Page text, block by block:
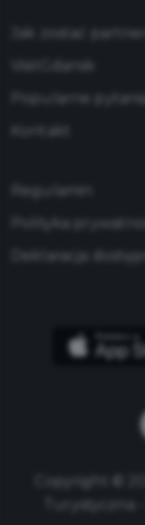
Jak zostać
VisitGdansk
Popularne pytania
Regulamin
Polityka
Deklaracja
Copyright ©
Turystyczna